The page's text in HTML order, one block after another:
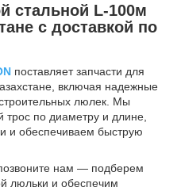
стальной L-100м
с доставкой по
поставляет запчасти для
включая надежные
люлек. Мы
трос по диаметру и длине,
и обеспечиваем быструю
нам — подберем
люльки и обеспечим